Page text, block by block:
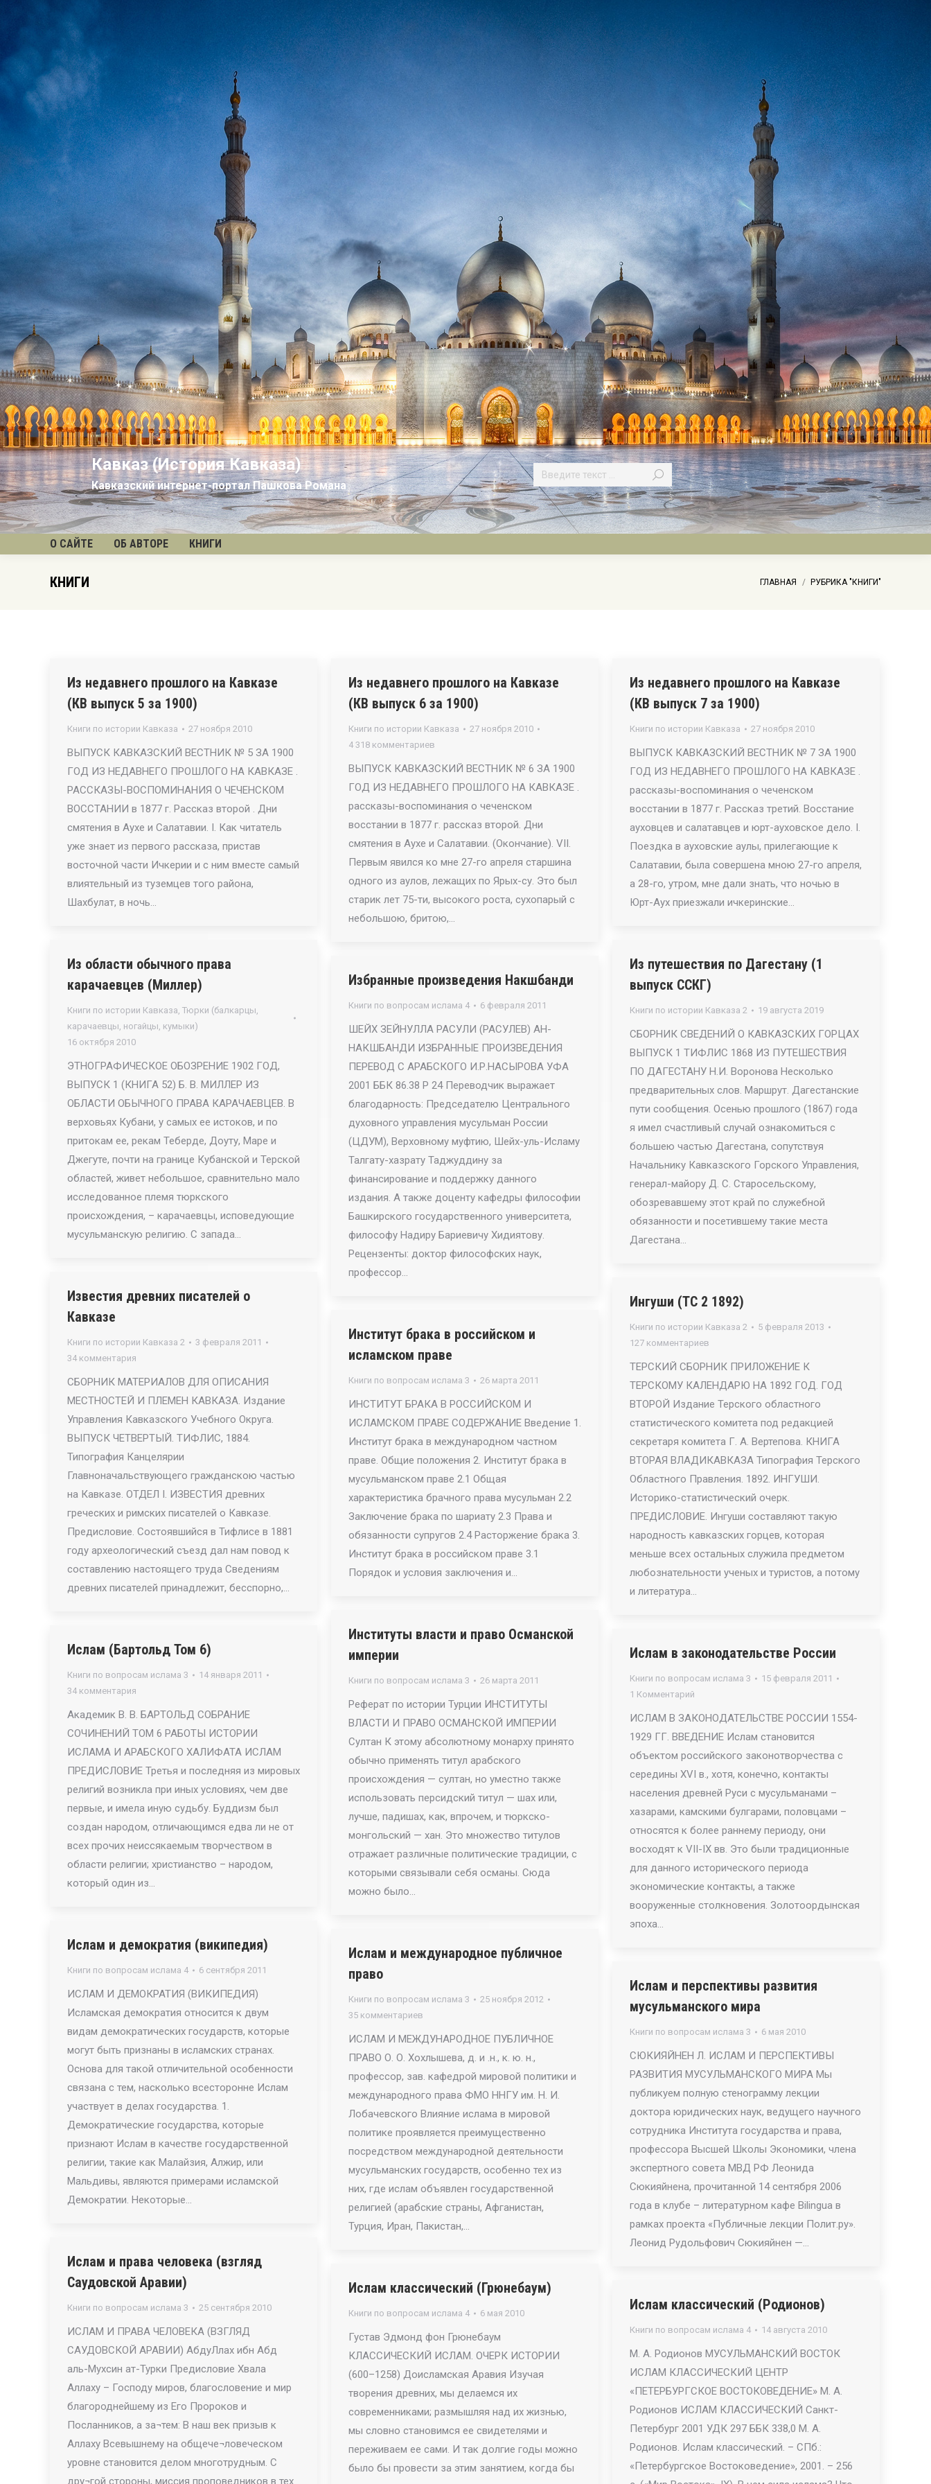
Кавказ (История Кавказа)
Кавказский интернет-портал Пашкова Романа
О САЙТЕ ОБ АВТОРЕ КНИГИ
КНИГИ Вы здесь:
ГЛАВНАЯ РУБРИКА "КНИГИ"
Из недавнего прошлого на Кавказе
(КВ выпуск 5 за 1900)
Книги по истории Кавказа 27 ноября 2010
ВЫПУСК КАВКАЗСКИЙ ВЕСТНИК № 5 ЗА 1900
ГОД ИЗ НЕДАВНЕГО ПРОШЛОГО НА КАВКАЗЕ .
РАССКАЗЫ-ВОСПОМИНАНИЯ О ЧЕЧЕНСКОМ
ВОССТАНИИ в 1877 г. Рассказ второй . Дни
смятения в Аухе и Салатавии. I. Как читатель
уже знает из первого рассказа, пристав
восточной части Ичкерии и с ним вместе самый
влиятельный из туземцев того района,
Шахбулат, в ночь…
Из недавнего прошлого на Кавказе
(КВ выпуск 6 за 1900)
Книги по истории Кавказа
27 ноября 2010
4 318 комментариев
ВЫПУСК КАВКАЗСКИЙ ВЕСТНИК № 6 ЗА 1900
ГОД ИЗ НЕДАВНЕГО ПРОШЛОГО НА КАВКАЗЕ .
рассказы-воспоминания о чеченском
восстании в 1877 г. рассказ второй. Дни
смятения в Аухе и Салатавии. (Окончание). VII.
Первым явился ко мне 27-го апреля старшина
одного из аулов, лежащих по Ярых-су. Это был
старик лет 75-ти, высокого роста, сухопарый с
небольшою, бритою,…
Из недавнего прошлого на Кавказе
(КВ выпуск 7 за 1900)
Книги по истории Кавказа 27 ноября 2010
ВЫПУСК КАВКАЗСКИЙ ВЕСТНИК № 7 ЗА 1900
ГОД ИЗ НЕДАВНЕГО ПРОШЛОГО НА КАВКАЗЕ .
рассказы-воспоминания о чеченском
восстании в 1877 г. Рассказ третий. Восстание
ауховцев и салатавцев и юрт-ауховское дело. I.
Поездка в ауховские аулы, прилегающие к
Салатавии, была совершена мною 27-го апреля,
а 28-го, утром, мне дали знать, что ночью в
Юрт-Аух приезжали ичкеринские…
Из области обычного права
карачаевцев (Миллер)
Книги по истории Кавказа, Тюрки (балкарцы,
карачаевцы, ногайцы, кумыки)
16 октября 2010
ЭТНОГРАФИЧЕСКОЕ ОБОЗРЕНИЕ 1902 ГОД,
ВЫПУСК 1 (КНИГА 52) Б. В. МИЛЛЕР ИЗ
ОБЛАСТИ ОБЫЧНОГО ПРАВА КАРАЧАЕВЦЕВ. В
верховьях Кубани, у самых ее истоков, и по
притокам ее, рекам Теберде, Доуту, Mapе и
Джегуте, почти на границе Кубанской и Терской
областей, живет небольшое, сравнительно мало
исследованное племя тюркского
происхождения, – карачаевцы, исповедующие
мусульманскую религию. С запада…
Из путешествия по Дагестану (1
выпуск ССКГ)
Книги по истории Кавказа 2 19 августа 2019
СБОРНИК СВЕДЕНИЙ О КАВКАЗСКИХ ГОРЦАХ
ВЫПУСК 1 ТИФЛИС 1868 ИЗ ПУТЕШЕСТВИЯ
ПО ДАГЕСТАНУ Н.И. Воронова Несколько
предварительных слов. Маршрут. Дагестанские
пути сообщения. Осенью прошлого (1867) года
я имел счастливый случай ознакомиться с
большею частью Дагестана, сопутствуя
Начальнику Кавказского Горского Управления,
генерал-майору Д. С. Старосельскому,
обозревавшему этот край по служебной
обязанности и посетившему такие места
Дагестана…
Избранные произведения Накшбанди
Книги по вопросам ислама 4 6 февраля 2011
ШЕЙХ ЗЕЙНУЛЛА РАСУЛИ (РАСУЛЕВ) АН-
НАКШБАНДИ ИЗБРАННЫЕ ПРОИЗВЕДЕНИЯ
ПЕРЕВОД С АРАБСКОГО И.Р.НАСЫРОВА УФА
2001 ББК 86.38 Р 24 Переводчик выражает
благодарность: Председателю Центрального
духовного управления мусульман России
(ЦДУМ), Верховному муфтию, Шейх-уль-Исламу
Талгату-хазрату Таджуддину за
финансирование и поддержку данного
издания. А также доценту кафедры философии
Башкирского государственного университета,
философу Надиру Бариевичу Хидиятову.
Рецензенты: доктор философских наук,
профессор…
Известия древних писателей о
Кавказе
Книги по истории Кавказа 2
3 февраля 2011
34 комментария
СБОРНИК МАТЕРИАЛОВ ДЛЯ ОПИСАНИЯ
МЕСТНОСТЕЙ И ПЛЕМЕН КАВКАЗА. Издание
Управления Кавказского Учебного Округа.
ВЫПУСК ЧЕТВЕРТЫЙ. ТИФЛИС, 1884.
Типография Канцелярии
Главноначальствующего гражданскою частью
на Кавказе. ОТДЕЛ I. ИЗВЕСТИЯ древних
греческих и римских писателей о Кавказе.
Предисловие. Состоявшийся в Тифлисе в 1881
году археологический съезд дал нам повод к
составлению настоящего труда Сведениям
древних писателей принадлежит, бесспорно,…
Ингуши (ТС 2 1892)
Книги по истории Кавказа 2
5 февраля 2013
127 комментариев
ТЕРСКИЙ СБОРНИК ПРИЛОЖЕНИЕ К
ТЕРСКОМУ КАЛЕНДАРЮ НА 1892 ГОД. ГОД
ВТОРОЙ Издание Терского областного
статистического комитета под редакцией
секретаря комитета Г. А. Вертепова. КНИГА
ВТОРАЯ ВЛАДИКАВКАЗА Типография Терского
Областного Правления. 1892. ИНГУШИ.
Историко-статистический очерк.
ПРЕДИСЛОВИЕ. Ингуши составляют такую
народность кавказских горцев, которая
меньше всех остальных служила предметом
любознательности ученых и туристов, а потому
и литература…
Институт брака в российском и
исламском праве
Книги по вопросам ислама 3 26 марта 2011
ИНСТИТУТ БРАКА В РОССИЙСКОМ И
ИСЛАМСКОМ ПРАВЕ СОДЕРЖАНИЕ Введение 1.
Институт брака в международном частном
праве. Общие положения 2. Институт брака в
мусульманском праве 2.1 Общая
характеристика брачного права мусульман 2.2
Заключение брака по шариату 2.3 Права и
обязанности супругов 2.4 Расторжение брака 3.
Институт брака в российском праве 3.1
Порядок и условия заключения и…
Институты власти и право Османской
империи
Книги по вопросам ислама 3 26 марта 2011
Реферат по истории Турции ИНСТИТУТЫ
ВЛАСТИ И ПРАВО ОСМАНСКОЙ ИМПЕРИИ
Султан К этому абсолютному монарху принято
обычно применять титул арабского
происхождения — султан, но уместно также
использовать персидский титул — шах или,
лучше, падишах, как, впрочем, и тюркско-
монгольский — хан. Это множество титулов
отражает различные политические традиции, с
которыми связывали себя османы. Сюда
можно было…
Ислам (Бартольд Том 6)
Книги по вопросам ислама 3
14 января 2011
34 комментария
Академик В. В. БАРТОЛЬД СОБРАНИЕ
СОЧИНЕНИЙ ТОМ 6 РАБОТЫ ИСТОРИИ
ИСЛАМА И АРАБСКОГО ХАЛИФАТА ИСЛАМ
ПРЕДИСЛОВИЕ Третья и последняя из мировых
религий возникла при иных условиях, чем две
первые, и имела иную судьбу. Буддизм был
создан народом, отличающимся едва ли не от
всех прочих неиссякаемым творчеством в
области религии; христианство – народом,
который один из…
Ислам в законодательстве России
Книги по вопросам ислама 3
15 февраля 2011
1 Комментарий
ИСЛАМ В ЗАКОНОДАТЕЛЬСТВЕ РОССИИ 1554-
1929 ГГ. ВВЕДЕНИЕ Ислам становится
объектом российского законотворчества с
середины XVI в., хотя, конечно, контакты
населения древней Руси с мусульманами –
хазарами, камскими булгарами, половцами –
относятся к более раннему периоду, они
восходят к VII-IX вв. Это были традиционные
для данного исторического периода
экономические контакты, а также
вооруженные столкновения. Золотоордынская
эпоха…
Ислам и демократия (википедия)
Книги по вопросам ислама 4 6 сентября 2011
ИСЛАМ И ДЕМОКРАТИЯ (ВИКИПЕДИЯ)
Исламская демократия относится к двум
видам демократических государств, которые
могут быть признаны в исламских странах.
Основа для такой отличительной особенности
связана с тем, насколько всесторонне Ислам
участвует в делах государства. 1.
Демократические государства, которые
признают Ислам в качестве государственной
религии, такие как Малайзия, Алжир, или
Мальдивы, являются примерами исламской
Демократии. Некоторые…
Ислам и международное публичное
право
Книги по вопросам ислама 3
25 ноября 2012
35 комментариев
ИСЛАМ И МЕЖДУНАРОДНОЕ ПУБЛИЧНОЕ
ПРАВО О. О. Хохлышева, д. и .н., к. ю. н.,
профессор, зав. кафедрой мировой политики и
международного права ФМО ННГУ им. Н. И.
Лобачевского Влияние ислама в мировой
политике проявляется преимущественно
посредством международной деятельности
мусульманских государств, особенно тех из
них, где ислам объявлен государственной
религией (арабские страны, Афганистан,
Турция, Иран, Пакистан,…
Ислам и перспективы развития
мусульманского мира
Книги по вопросам ислама 3 6 мая 2010
СЮКИЯЙНЕН Л. ИСЛАМ И ПЕРСПЕКТИВЫ
РАЗВИТИЯ МУСУЛЬМАНСКОГО МИРА Мы
публикуем полную стенограмму лекции
доктора юридических наук, ведущего научного
сотрудника Института государства и права,
профессора Высшей Школы Экономики, члена
экспертного совета МВД РФ Леонида
Сюкияйнена, прочитанной 14 сентября 2006
года в клубе – литературном кафе Bilingua в
рамках проекта «Публичные лекции Полит.ру».
Леонид Рудольфович Сюкияйнен —…
Ислам и права человека (взгляд
Саудовской Аравии)
Книги по вопросам ислама 3 25 сентября 2010
ИСЛАМ И ПРАВА ЧЕЛОВЕКА (ВЗГЛЯД
САУДОВСКОЙ АРАВИИ) АбдуЛлах ибн Абд
аль-Мухсин ат-Турки Предисловие Хвала
Аллаху – Господу миров, благословение и мир
благороднейшему из Его Пророков и
Посланников, а за¬тем: В наш век призыв к
Аллаху Всевышнему на общече¬ловеческом
уровне становится делом многотрудным. С
дру¬гой стороны, миссия проповедников в тех
Ислам классический (Грюнебаум)
Книги по вопросам ислама 4 6 мая 2010
Густав Эдмонд фон Грюнебаум
КЛАССИЧЕСКИЙ ИСЛАМ. ОЧЕРК ИСТОРИИ
(600–1258) Доисламская Аравия Изучая
творения древних, мы делаемся их
современниками; размышляя над их жизнью,
мы словно становимся ее свидетелями и
переживаем ее сами. И так долгие годы можно
было бы провести за этим занятием, когда бы
Ислам классический (Родионов)
Книги по вопросам ислама 4 14 августа 2010
М. А. Родионов МУСУЛЬМАНСКИЙ ВОСТОК
ИСЛАМ КЛАССИЧЕСКИЙ ЦЕНТР
«ПЕТЕРБУРГСКОЕ ВОСТОКОВЕДЕНИЕ» М. А.
Родионов ИСЛАМ КЛАССИЧЕСКИЙ Санкт-
Петербург 2001 УДК 297 ББК 338,0 М. А.
Родионов. Ислам классический. – СПб.:
«Петербургское Востоковедение», 2001. – 256